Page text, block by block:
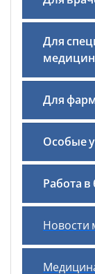
Для
Для
Особые
Работа
Новости